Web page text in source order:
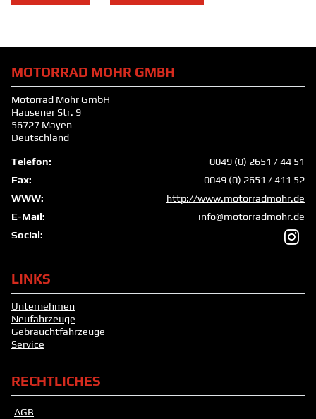
MOTORRAD MOHR GMBH
Motorrad Mohr GmbH
Hausener Str. 9
56727 Mayen
Deutschland
Telefon:
0049 (0) 2651 / 44 51
Fax:
0049 (0) 2651 / 411 52
WWW:
http://www.motorradmohr.de
E-Mail:
info@motorradmohr.de
Social:
LINKS
Unternehmen
Neufahrzeuge
Gebrauchtfahrzeuge
Service
RECHTLICHES
AGB